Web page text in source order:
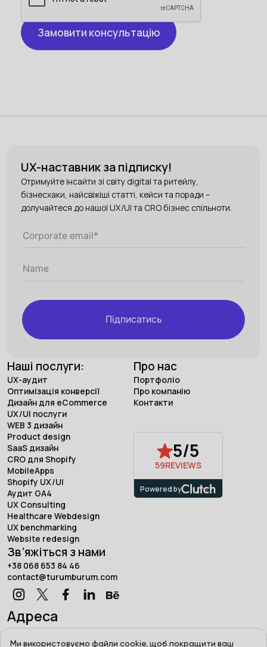
Ми використовуємо файли cookie, щоб покращити ваш
Наші послуги:
UX-аудит
Оптимізація конверсії
Дизайн для eCommerce
UX/UI послуги
WEB 3 дизайн
Product design
SaaS дизайн
CRO для Shopify
MobileApps
Shopify UX/UI
Аудит GA4
UX Consulting
Healthcare Webdesign
UX benchmarking
Website redesign
Про нас
Портфоліо
Про компанію
Контакти
5/5
59REVIEWS
Powered by
Зв’яжіться з нами
+38 068 653 84 46
contact@turumburum.com
Адреса
Турум-бурум, Україна, Харків,
вул. Сумська, 7/1
UX-наставник за підписку!
Отримуйте інсайти зі світу digital та ритейлу,
бізнесхаки, найсвіжіші статті, кейси та поради –
долучайтеся до нашої UX/UI та CRO бізнес спільноти.
Підписатись